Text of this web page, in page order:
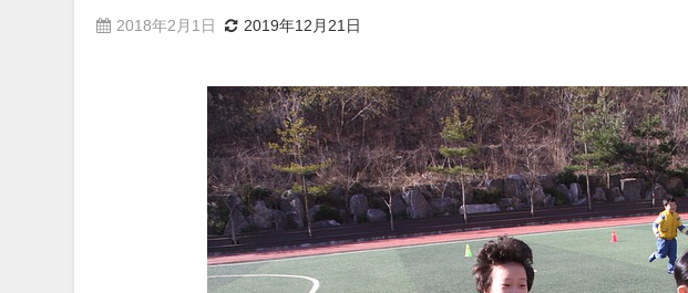
2018年2月1日 2019年12月21日